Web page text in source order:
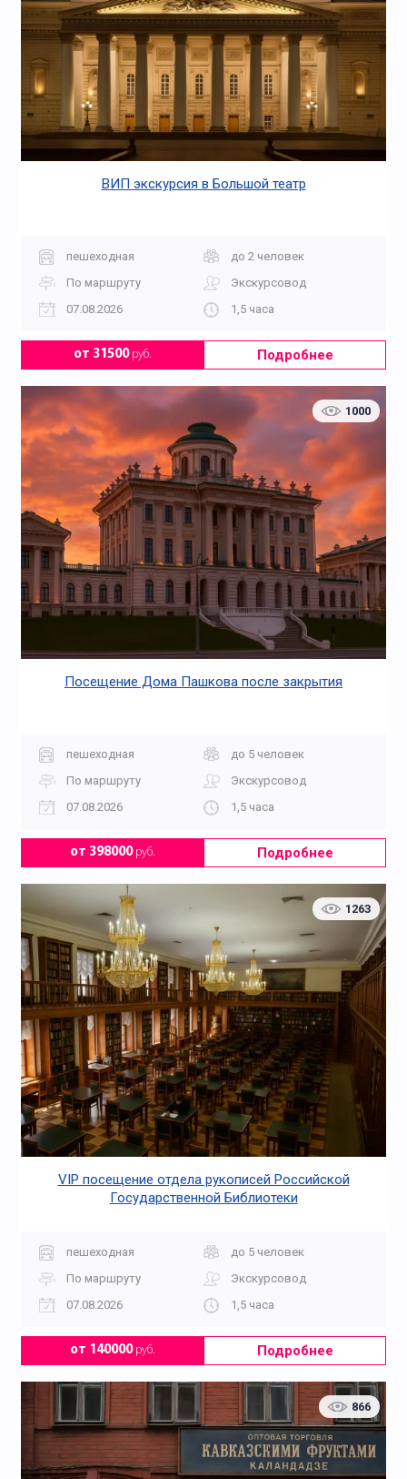
ВИП экскурсия в Большой театр
пешеходная
до 2 человек
По маршруту
Экскурсовод
07.08.2026
1,5 часа
от 31500руб. Подробнее
1000
Посещение Дома Пашкова после закрытия
пешеходная
до 5 человек
По маршруту
Экскурсовод
07.08.2026
1,5 часа
от 398000руб. Подробнее
1263
VIP посещение отдела рукописей Российской
Государственной Библиотеки
пешеходная
до 5 человек
По маршруту
Экскурсовод
07.08.2026
1,5 часа
от 140000руб. Подробнее
866